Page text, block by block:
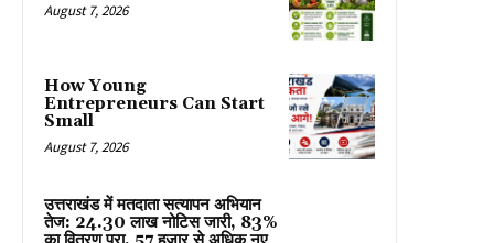
August 7, 2026
How Young
Entrepreneurs Can Start
Small
August 7, 2026
उत्तराखंड में मतदाता सत्यापन अभियान
तेज: 24.30 लाख नोटिस जारी, 83%